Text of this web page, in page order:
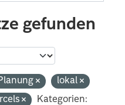
gefunden
lokal
Kategorien: